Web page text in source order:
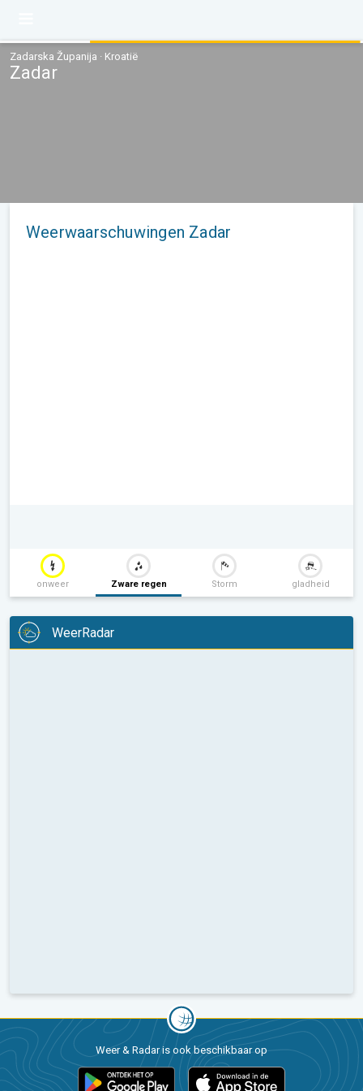
Zadarska Županija · Kroatië
Zadar
Weerwaarschuwingen Zadar
onweer Zware regen Storm gladheid
WeerRadar
Weer & Radar is ook beschikbaar op